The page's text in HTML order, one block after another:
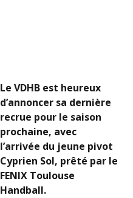
Le VDHB est heureux
d’annoncer sa dernière
recrue pour le saison
prochaine, avec
l’arrivée du jeune pivot
Cyprien Sol, prêté par le
FENIX Toulouse
Handball.